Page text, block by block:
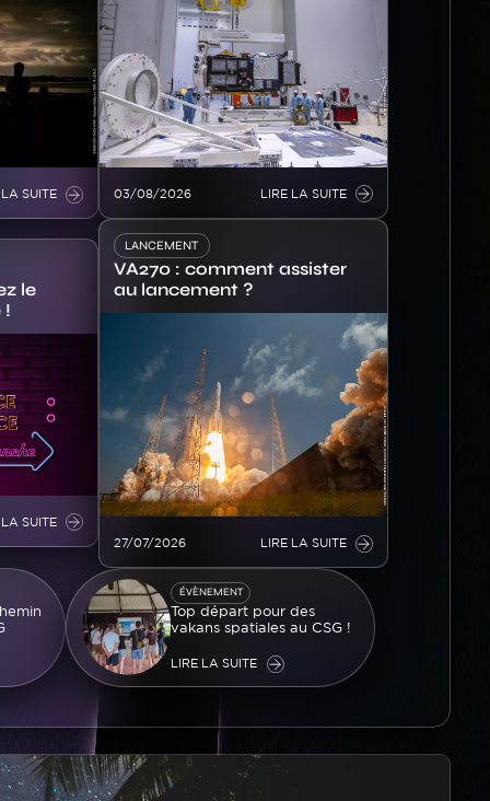
SUITE 03/08/2026 LIRE LA SUITE
le
!
SUITE
LANCEMENT
VA270 : comment assister
au lancement ?
27/07/2026 LIRE LA SUITE
Image ÉVÈNEMENT
Top départ pour des
vakans spatiales au CSG !
LIRE LA SUITE